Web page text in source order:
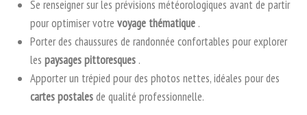
Se renseigner sur les prévisions météorologiques avant de partir
pour optimiser votre voyage thématique .
Porter des chaussures de randonnée confortables pour explorer
les paysages pittoresques .
Apporter un trépied pour des photos nettes, idéales pour des
cartes postalesde qualité professionnelle.